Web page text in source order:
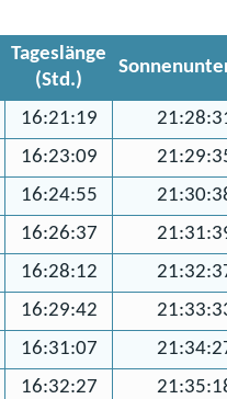
Tageslänge
(Std.)
16:21:19
16:23:09
16:24:55
16:26:37
16:28:12
16:29:42
16:31:07
16:32:27